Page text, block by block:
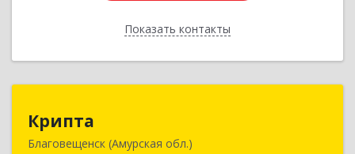
Показать контакты
Назад
Крипта
Благовещенск (Амурская обл.)
675000, Амурская обл, Благовещенск г,